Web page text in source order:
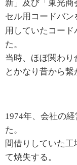
新」及び「東光
セル用コードバ
用していたコード
た。
当時、ほぼ関わ
とかなり昔から繋
1974年、会社の
た。
間借りしていた
て焼失する。